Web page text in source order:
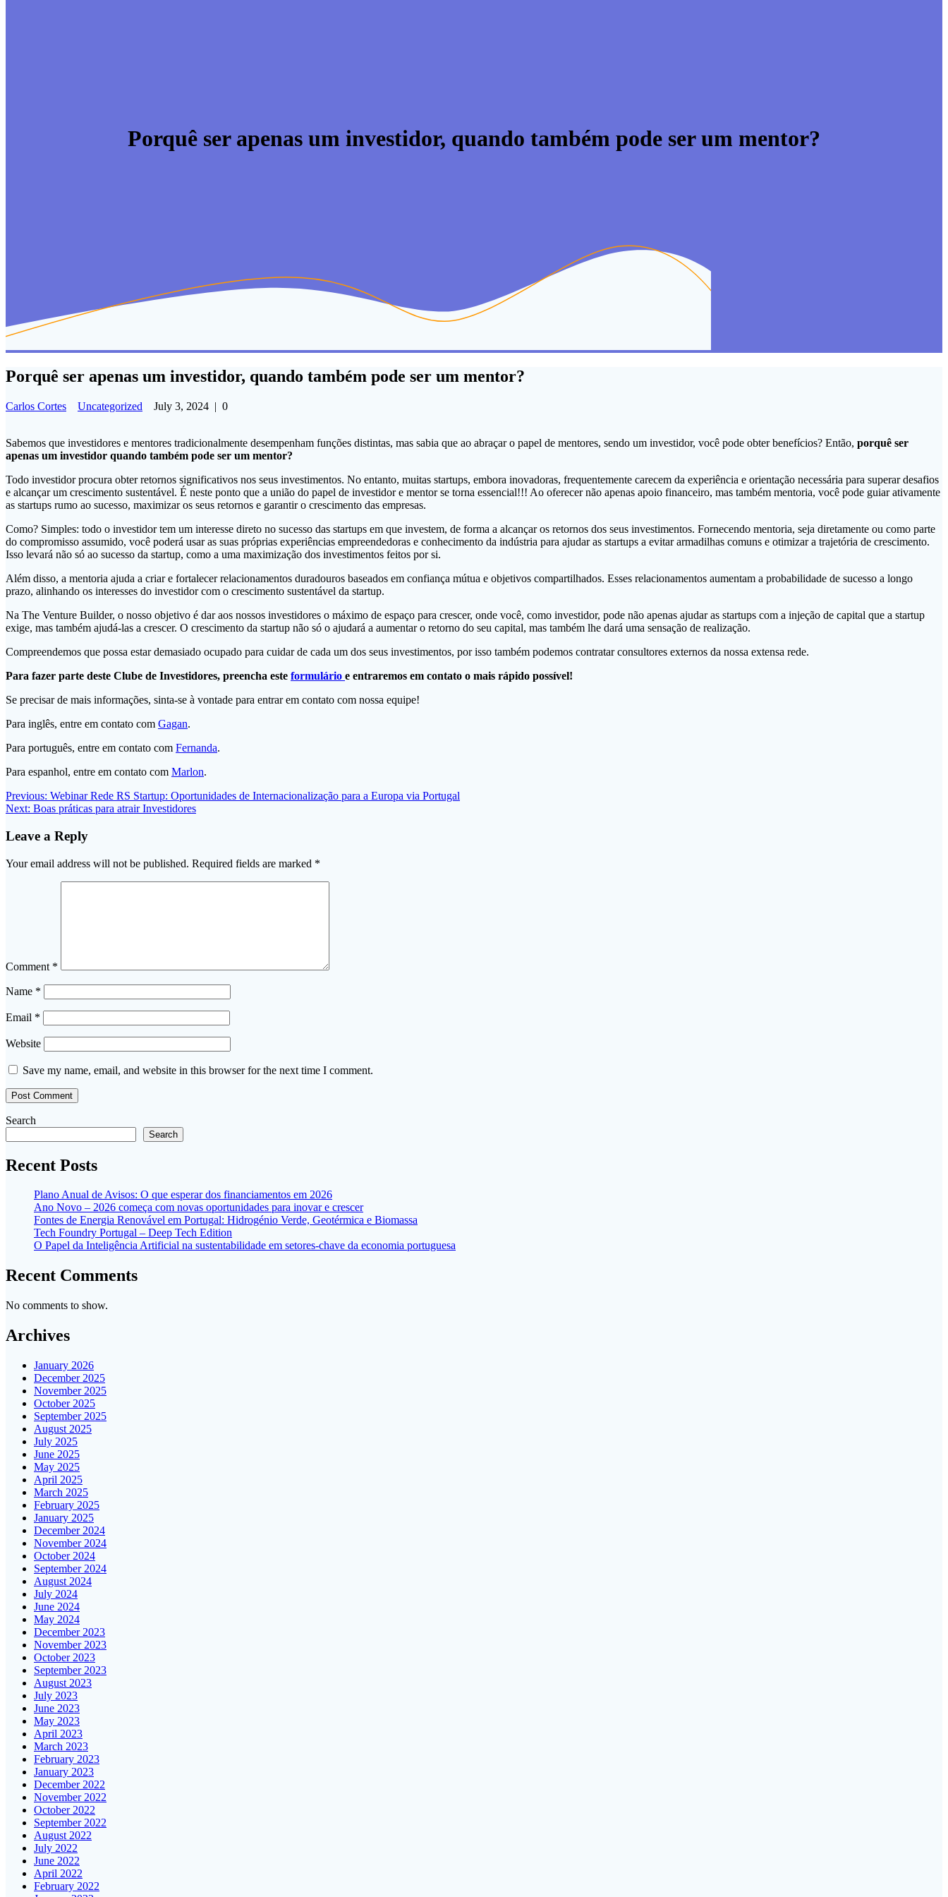
Porquê ser apenas um investidor, quando também pode ser um mentor?
Porquê ser apenas um investidor, quando também pode ser um mentor?
Carlos Cortes Uncategorized July 3, 2024 | 0
Sabemos que investidores e mentores tradicionalmente desempenham funções distintas, mas sabia que ao abraçar o papel de mentores, sendo um investidor, você pode obter benefícios? Então, porquê ser
apenas um investidor quando também pode ser um mentor?
Todo investidor procura obter retornos significativos nos seus investimentos. No entanto, muitas startups, embora inovadoras, frequentemente carecem da experiência e orientação necessária para superar desafios
e alcançar um crescimento sustentável. É neste ponto que a união do papel de investidor e mentor se torna essencial!!! Ao oferecer não apenas apoio financeiro, mas também mentoria, você pode guiar ativamente
as startups rumo ao sucesso, maximizar os seus retornos e garantir o crescimento das empresas.
Como? Simples: todo o investidor tem um interesse direto no sucesso das startups em que investem, de forma a alcançar os retornos dos seus investimentos. Fornecendo mentoria, seja diretamente ou como parte
do compromisso assumido, você poderá usar as suas próprias experiências empreendedoras e conhecimento da indústria para ajudar as startups a evitar armadilhas comuns e otimizar a trajetória de crescimento.
Isso levará não só ao sucesso da startup, como a uma maximização dos investimentos feitos por si.
Além disso, a mentoria ajuda a criar e fortalecer relacionamentos duradouros baseados em confiança mútua e objetivos compartilhados. Esses relacionamentos aumentam a probabilidade de sucesso a longo
prazo, alinhando os interesses do investidor com o crescimento sustentável da startup.
Na The Venture Builder, o nosso objetivo é dar aos nossos investidores o máximo de espaço para crescer, onde você, como investidor, pode não apenas ajudar as startups com a injeção de capital que a startup
exige, mas também ajudá-las a crescer. O crescimento da startup não só o ajudará a aumentar o retorno do seu capital, mas também lhe dará uma sensação de realização.
Compreendemos que possa estar demasiado ocupado para cuidar de cada um dos seus investimentos, por isso também podemos contratar consultores externos da nossa extensa rede.
Para fazer parte deste Clube de Investidores, preencha este formulário e entraremos em contato o mais rápido possível!
Se precisar de mais informações, sinta-se à vontade para entrar em contato com nossa equipe!
Para inglês, entre em contato com Gagan.
Para português, entre em contato com Fernanda.
Para espanhol, entre em contato com Marlon.
Post
navigation
Previous: Previous
post:
Webinar Rede RS Startup: Oportunidades de Internacionalização para a Europa via Portugal
Next: Next
Boas práticas para atrair Investidores
Leave a Reply
Your email address will not be published. Required fields are marked *
Comment *
Name *
Email *
Website
Save my name, email, and website in this browser for the next time I comment.
Search
Search
Recent Posts
Plano Anual de Avisos: O que esperar dos financiamentos em 2026
Ano Novo – 2026 começa com novas oportunidades para inovar e crescer
Fontes de Energia Renovável em Portugal: Hidrogénio Verde, Geotérmica e Biomassa
Tech Foundry Portugal – Deep Tech Edition
O Papel da Inteligência Artificial na sustentabilidade em setores-chave da economia portuguesa
Recent Comments
No comments to show.
Archives
January 2026
December 2025
November 2025
October 2025
September 2025
August 2025
July 2025
June 2025
May 2025
April 2025
March 2025
February 2025
January 2025
December 2024
November 2024
October 2024
September 2024
August 2024
July 2024
June 2024
May 2024
December 2023
November 2023
October 2023
September 2023
August 2023
July 2023
June 2023
May 2023
April 2023
March 2023
February 2023
January 2023
December 2022
November 2022
October 2022
September 2022
August 2022
July 2022
June 2022
April 2022
February 2022